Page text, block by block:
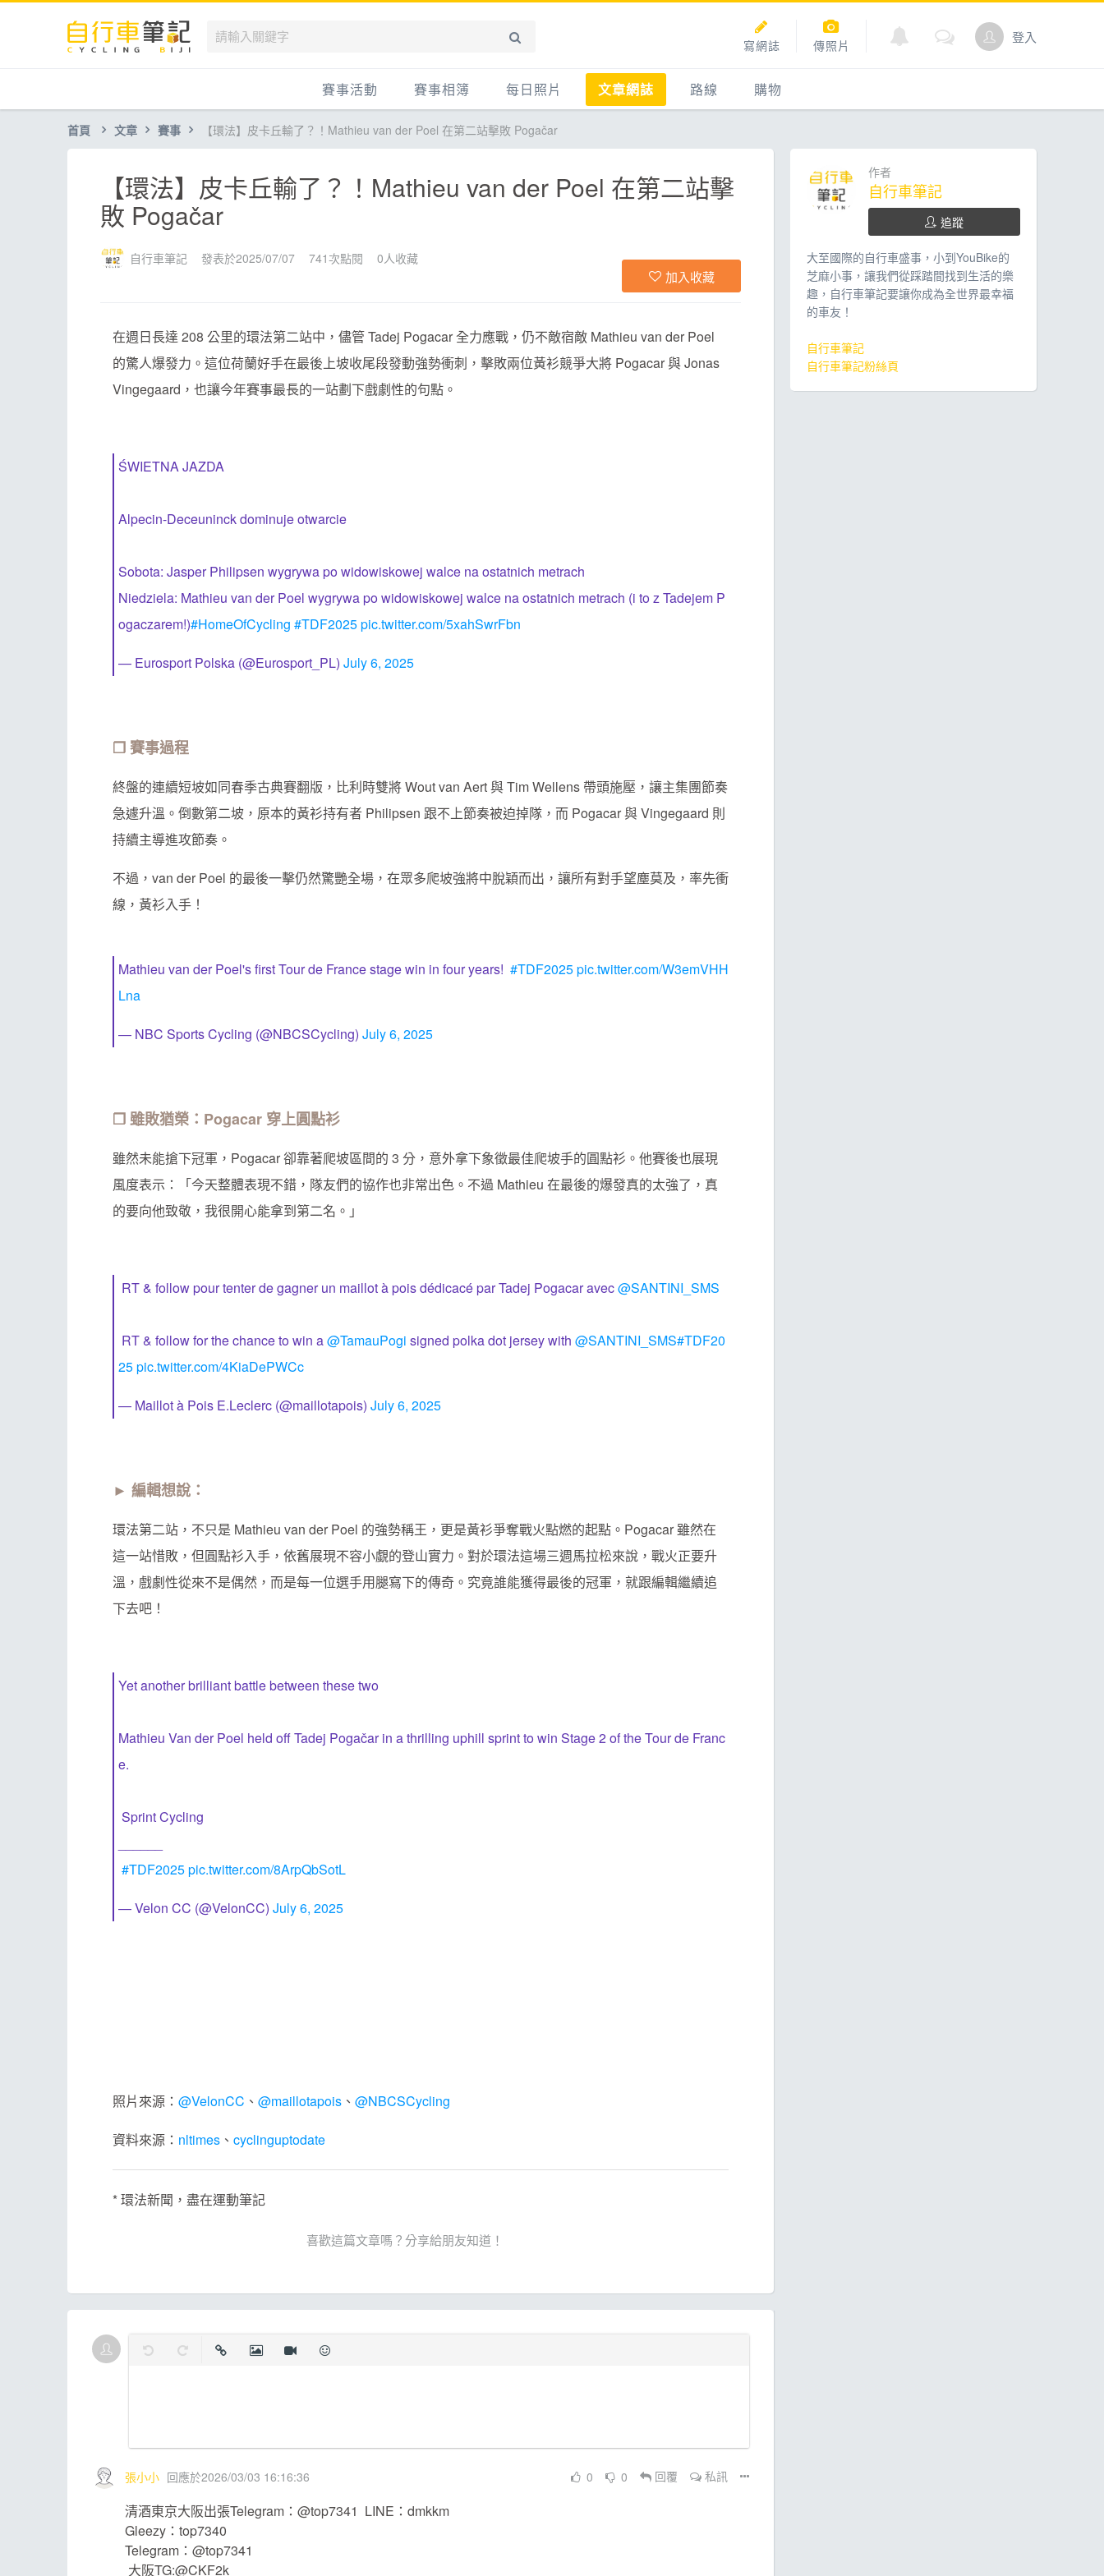
寫網誌 傳照片 登入
賽事活動
國內
兒童滑步車
賽事相簿
賽事影音相簿
每日照片 文章網誌
新聞
主題
路線
爬坡
購物
首頁 文章 賽事 【環法】皮卡丘輸了？！Mathieu van der Poel 在第二站擊敗 Pogačar
【環法】皮卡丘輸了？！Mathieu van der Poel 在第二站擊
敗 Pogačar
自行車筆記 發表於2025/07/07 741次點閱 0人收藏
加入收藏
在週日長達 208 公里的環法第二站中，儘管 Tadej Pogacar 全力應戰，仍不敵宿敵 Mathieu van der Poel
的驚人爆發力。這位荷蘭好手在最後上坡收尾段發動強勢衝刺，擊敗兩位黃衫競爭大將 Pogacar 與 Jonas
Vingegaard，也讓今年賽事最長的一站劃下戲劇性的句點。
ŚWIETNA JAZDA
Alpecin-Deceuninck dominuje otwarcie
Sobota: Jasper Philipsen wygrywa po widowiskowej walce na ostatnich metrach
Niedziela: Mathieu van der Poel wygrywa po widowiskowej walce na ostatnich metrach (i to z Tadejem P
ogaczarem!)#HomeOfCycling #TDF2025pic.twitter.com/5xahSwrFbn
— Eurosport Polska (@Eurosport_PL) July 6, 2025
❐ 賽事過程
終盤的連續短坡如同春季古典賽翻版，比利時雙將 Wout van Aert 與 Tim Wellens 帶頭施壓，讓主集團節奏
急遽升溫。倒數第二坡，原本的黃衫持有者 Philipsen 跟不上節奏被迫掉隊，而 Pogacar 與 Vingegaard 則
持續主導進攻節奏。
不過，van der Poel 的最後一擊仍然驚艷全場，在眾多爬坡強將中脫穎而出，讓所有對手望塵莫及，率先衝
線，黃衫入手！
Mathieu van der Poel's first Tour de France stage win in four years! #TDF2025pic.twitter.com/W3emVHH
Lna
— NBC Sports Cycling (@NBCSCycling) July 6, 2025
❐ 雖敗猶榮：Pogacar 穿上圓點衫
雖然未能搶下冠軍，Pogacar 卻靠著爬坡區間的 3 分，意外拿下象徵最佳爬坡手的圓點衫。他賽後也展現
風度表示：「今天整體表現不錯，隊友們的協作也非常出色。不過 Mathieu 在最後的爆發真的太強了，真
的要向他致敬，我很開心能拿到第二名。」
RT & follow pour tenter de gagner un maillot à pois dédicacé par Tadej Pogacar avec@SANTINI_SMS
RT & follow for the chance to win a@TamauPogi signed polka dot jersey with @SANTINI_SMS#TDF20
25pic.twitter.com/4KiaDePWCc
— Maillot à Pois E.Leclerc (@maillotapois) July 6, 2025
► 編輯想說：
環法第二站，不只是 Mathieu van der Poel 的強勢稱王，更是黃衫爭奪戰火點燃的起點。Pogacar 雖然在
這一站惜敗，但圓點衫入手，依舊展現不容小覷的登山實力。對於環法這場三週馬拉松來說，戰火正要升
溫，戲劇性從來不是偶然，而是每一位選手用腿寫下的傳奇。究竟誰能獲得最後的冠軍，就跟編輯繼續追
下去吧！
Yet another brilliant battle between these two
Mathieu Van der Poel held off Tadej Pogačar in a thrilling uphill sprint to win Stage 2 of the Tour de Franc
e.
Sprint Cycling
#TDF2025pic.twitter.com/8ArpQbSotL
— Velon CC (@VelonCC) July 6, 2025
照片來源： @VelonCC 、 @maillotapois 、 @NBCSCycling
資料來源： nltimes 、 cyclinguptodate
* 環法新聞，盡在運動筆記
喜歡這篇文章嗎？分享給朋友知道！
張小小 回應於2026/03/03 16:16:36 私訊
回覆
0
0
清酒東京大阪出張Telegram：@top7341 LINE：dmkkm
Gleezy：top7340
Telegram：@top7341
大阪TG:@CKF2k
作者
自行車筆記
追蹤
大至國際的自行車盛事，小到YouBike的
芝麻小事，讓我們從踩踏間找到生活的樂
趣，自行車筆記要讓你成為全世界最幸福
的車友！
自行車筆記
自行車筆記粉絲頁